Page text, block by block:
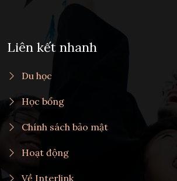
Liên kết nhanh
Du học
Học bổng
Chính sách bảo mật
Hoạt động
Về Interlink